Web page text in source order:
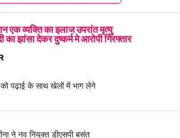
एक व्यक्ति का इलाज उपरांत मृत्यु
का झांसा देकर दुष्कर्म मे आरोपी गिरफ्तार
पढ़ाई के साथ खेलों में भाग लेने
ने नव नियुक्त डीएसपी बसंत